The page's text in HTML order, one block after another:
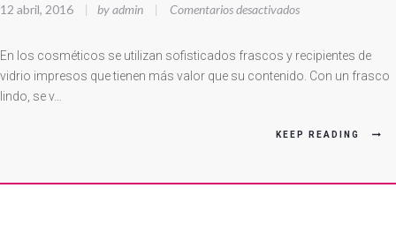
12 abril, 2016 | by admin | Comentarios desactivadosen
Uno
Con
En los cosméticos se utilizan sofisticados frascos y recipientes de
vidrio impresos que tienen más valor que su contenido. Con un frasco
lindo, se v…
KEEP READING